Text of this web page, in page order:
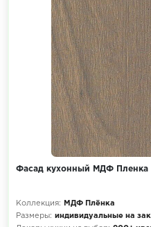
Фасад кухонный МДФ Пленка
Коллекция:
МДФ Плёнка
Размеры: индивидуальные на